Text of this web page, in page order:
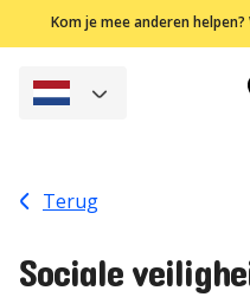
naar
inhoud
Kom je mee anderen
Terug
Sociale